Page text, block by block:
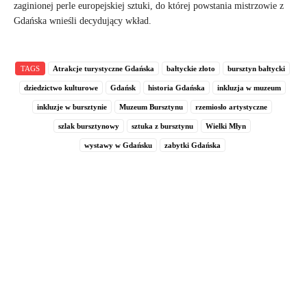
zaginionej perle europejskiej sztuki, do której powstania mistrzowie z
Gdańska wnieśli decydujący wkład.
TAGS Atrakcje turystyczne Gdańska bałtyckie złoto bursztyn bałtycki
dziedzictwo kulturowe Gdańsk historia Gdańska inkluzja w muzeum
inkluzje w bursztynie Muzeum Bursztynu rzemiosło artystyczne
szlak bursztynowy sztuka z bursztynu Wielki Młyn
wystawy w Gdańsku zabytki Gdańska